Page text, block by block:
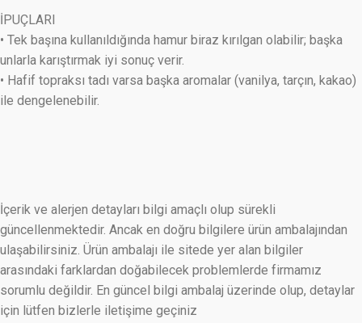
İPUÇLARI
• Tek başına kullanıldığında hamur biraz kırılgan olabilir; başka
unlarla karıştırmak iyi sonuç verir.
• Hafif topraksı tadı varsa başka aromalar (vanilya, tarçın, kakao)
ile dengelenebilir.
İçerik ve alerjen detayları bilgi amaçlı olup sürekli
güncellenmektedir. Ancak en doğru bilgilere ürün ambalajından
ulaşabilirsiniz. Ürün ambalajı ile sitede yer alan bilgiler
arasındaki farklardan doğabilecek problemlerde firmamız
sorumlu değildir. En güncel bilgi ambalaj üzerinde olup, detaylar
için lütfen bizlerle iletişime geçiniz